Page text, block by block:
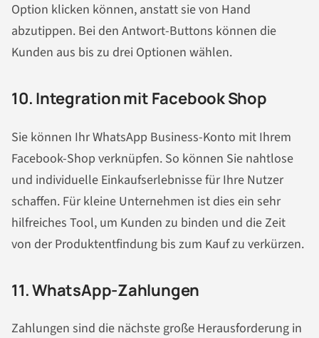
Option klicken können, anstatt sie von Hand
abzutippen. Bei den Antwort-Buttons können die
Kunden aus bis zu drei Optionen wählen.
10. Integration mit Facebook Shop
Sie können Ihr WhatsApp Business-Konto mit Ihrem
Facebook-Shop verknüpfen. So können Sie nahtlose
und individuelle Einkaufserlebnisse für Ihre Nutzer
schaffen. Für kleine Unternehmen ist dies ein sehr
hilfreiches Tool, um Kunden zu binden und die Zeit
von der Produktentfindung bis zum Kauf zu verkürzen.
11. WhatsApp-Zahlungen
Zahlungen sind die nächste große Herausforderung in